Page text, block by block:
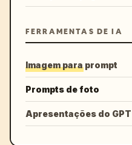
FERRAMENTAS DE IA
Imagem para prompt
Prompts de foto
Apresentações do GPT